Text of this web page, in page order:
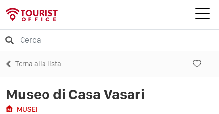
Torna alla lista
Museo di Casa Vasari
MUSEI